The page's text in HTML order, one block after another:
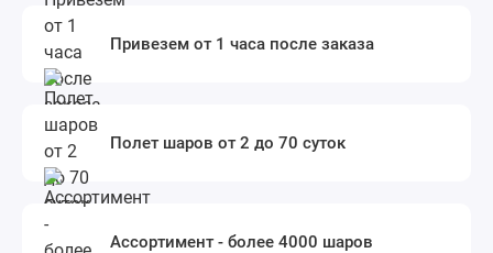
Привезем от 1 часа после заказа
Полет шаров от 2 до 70 суток
Ассортимент - более 4000 шаров